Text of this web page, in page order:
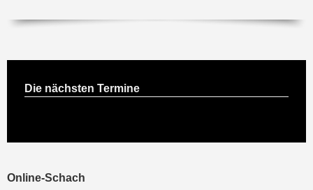
Die nächsten Termine
Online-Schach